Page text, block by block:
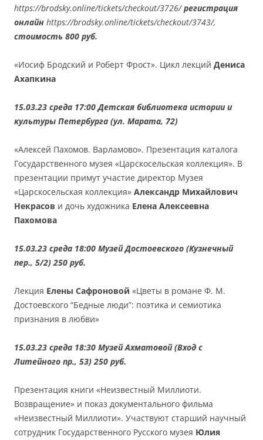
https://brodsky.online/tickets/checkout/3726/регистрация
онлайн https://brodsky.online/tickets/checkout/3743/,
стоимость 800 руб.
«Иосиф Бродский и Роберт Фрост». Цикл лекций Дениса
Ахапкина
15.03.23 среда 17:00 Детская библиотека истории и
культуры Петербурга (ул. Марата, 72)
«Алексей Пахомов. Варламово». Презентация каталога
Государственного музея «Царскосельская коллекция». В
презентации примут участие директор Музея
«Царскосельская коллекция» Александр Михайлович
Некрасов и дочь художника Елена Алексеевна
Пахомова
15.03.23 среда 18:00 Музей Достоевского (Кузнечный
пер., 5/2) 250 руб.
Лекция Елены Сафроновой «Цветы в романе Ф. М.
Достоевского “Бедные люди”: поэтика и семиотика
признания в любви»
15.03.23 среда 18:30 Музей Ахматовой (Вход с
Литейного пр., 53) 250 руб.
Презентация книги «Неизвестный Миллиоти.
Возвращение» и показ документального фильма
«Неизвестный Миллиоти». Участвуют старший научный
сотрудник Государственного Русского музея Юлия